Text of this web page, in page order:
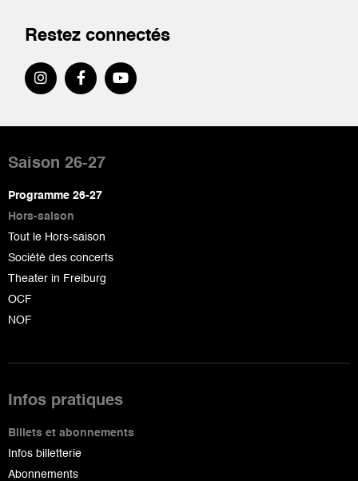
Restez connectés
de
page
Saison 26-27
Programme 26-27
Hors-saison
Tout le Hors-saison
Société des concerts
Theater in Freiburg
OCF
NOF
Infos pratiques
Billets et abonnements
Infos billetterie
Abonnements